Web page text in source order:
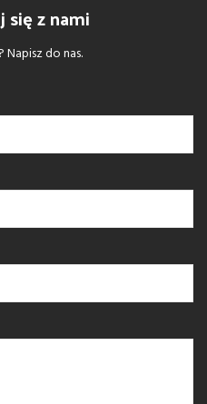
się z nami
do nas.